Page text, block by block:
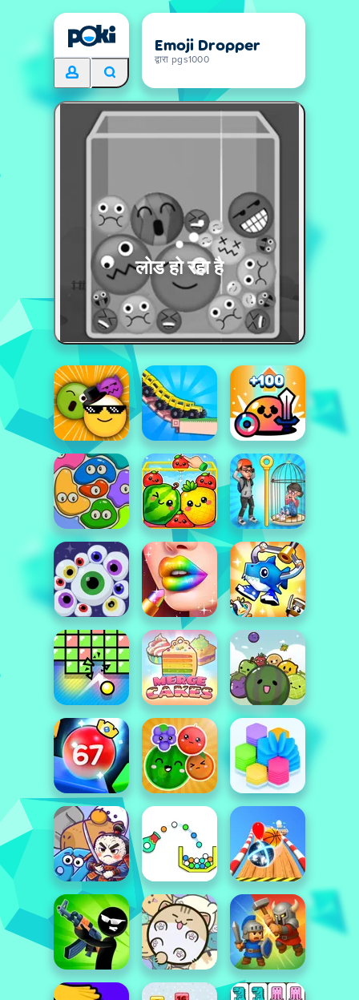
Emoji Dropper
द्वारा pgs1000
लोड हो रहा है